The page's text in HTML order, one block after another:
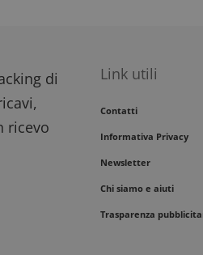
di
ricevo
Link utili
Contatti
Informativa Privacy
Newsletter
Chi siamo e aiuti
Trasparenza